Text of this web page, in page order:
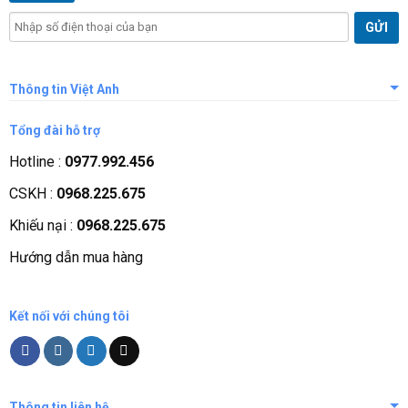
Thông tin Việt Anh
Giới thiệu công ty
Tầm nhìn sứ mệnh
Quá trình phát triển
Các chứng nhận
Liên hệ, góp ý
Tổng đài hỗ trợ
Hotline : 0977.992.456
CSKH : 0968.225.675
Khiếu nại : 0968.225.675
Hướng dẫn mua hàng
Kết nối với chúng tôi